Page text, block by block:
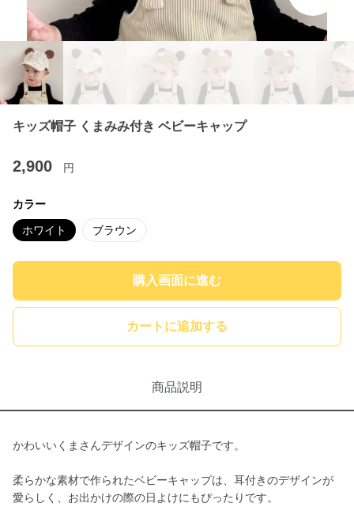
キッズ帽子 くまみみ付き ベビーキャップ
2,900 円
カラー
ホワイト ブラウン
購入画面に進む
カートに追加する
商品説明
かわいいくまさんデザインのキッズ帽子です。
柔らかな素材で作られたベビーキャップは、耳付きのデザインが
愛らしく、お出かけの際の日よけにもぴったりです。